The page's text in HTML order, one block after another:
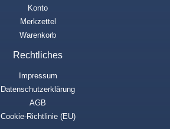
Konto
Merkzettel
Warenkorb
Rechtliches
Impressum
Datenschutzerklärung
AGB
Cookie-Richtlinie (EU)